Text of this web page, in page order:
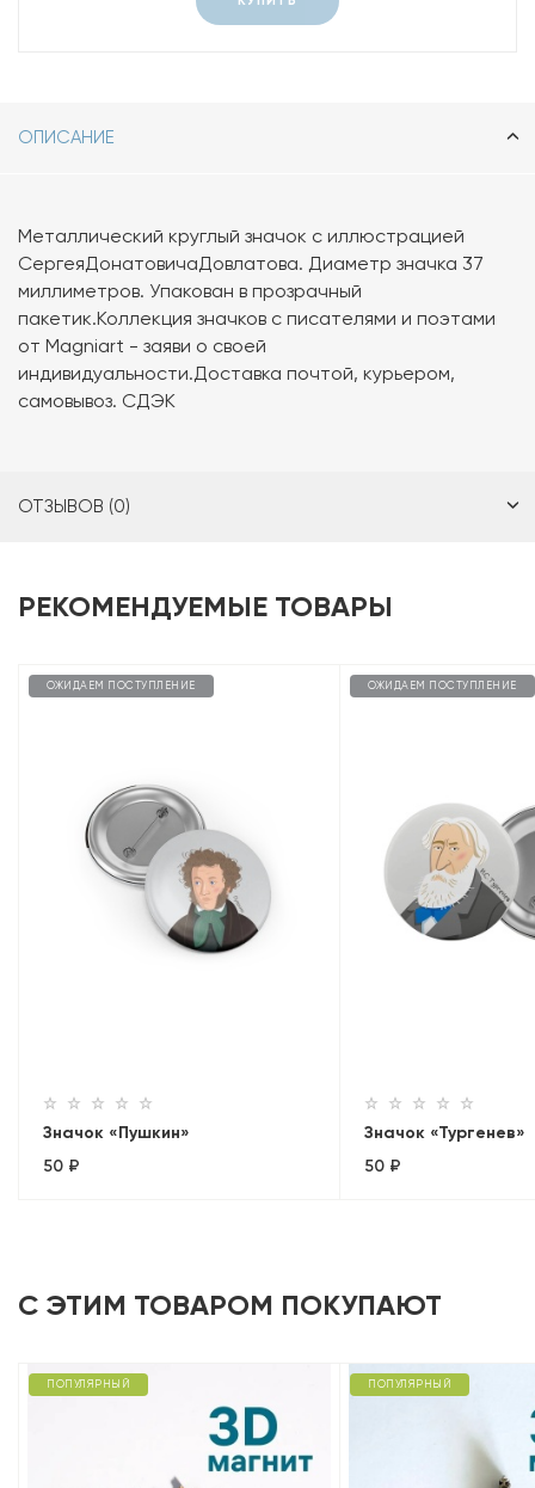
ОПИСАНИЕ
Металлический круглый значок с иллюстрацией
СергеяДонатовичаДовлатова. Диаметр значка 37
миллиметров. Упакован в прозрачный
пакетик.Коллекция значков с писателями и поэтами
от Magniart - заяви о своей
индивидуальности.Доставка почтой, курьером,
самовывоз. СДЭК
ОТЗЫВОВ (0)
РЕКОМЕНДУЕМЫЕ ТОВАРЫ
ОЖИДАЕМ ПОСТУПЛЕНИЕ
Значок «Пушкин»
50 ₽
ОЖИДАЕМ ПОСТУПЛЕНИЕ
Значок «Тургенев»
50 ₽
С ЭТИМ ТОВАРОМ ПОКУПАЮТ
ПОПУЛЯРНЫЙ ПОПУЛЯРНЫЙ